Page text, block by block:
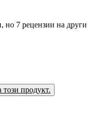
но 7 рецензии на други
продукт.